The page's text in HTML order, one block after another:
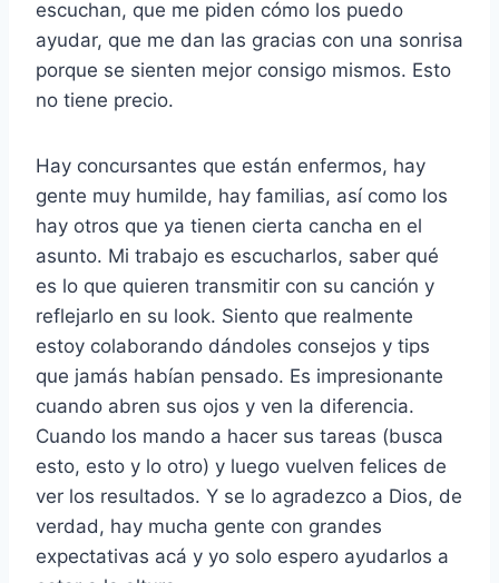
escuchan, que me piden cómo los puedo
ayudar, que me dan las gracias con una sonrisa
porque se sienten mejor consigo mismos. Esto
no tiene precio.
Hay concursantes que están enfermos, hay
gente muy humilde, hay familias, así como los
hay otros que ya tienen cierta cancha en el
asunto. Mi trabajo es escucharlos, saber qué
es lo que quieren transmitir con su canción y
reflejarlo en su look. Siento que realmente
estoy colaborando dándoles consejos y tips
que jamás habían pensado. Es impresionante
cuando abren sus ojos y ven la diferencia.
Cuando los mando a hacer sus tareas (busca
esto, esto y lo otro) y luego vuelven felices de
ver los resultados. Y se lo agradezco a Dios, de
verdad, hay mucha gente con grandes
expectativas acá y yo solo espero ayudarlos a